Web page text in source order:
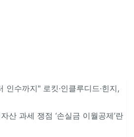
인수까지" 로킷·인클루디드·힌지,
산 과세 쟁점 ‘손실금 이월공제’란